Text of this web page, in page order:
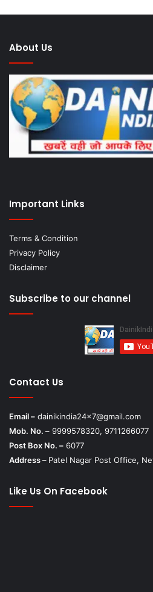
About Us
Important Links
Terms & Condition
Privacy Policy
Disclaimer
Subscribe to our channel
Contact Us
Email – dainikindia24x7@gmail.com
Mob. No. – 9999578320, 9711266077
Post Box No. – 6077
Address – Patel Nagar Post Office,
Like Us On Facebook